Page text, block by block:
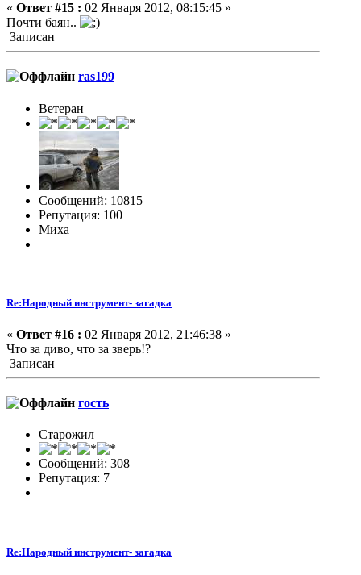
« Ответ #15 : 02 Января 2012, 08:15:45 »
Почти баян..
Записан
ras199
Ветеран
Сообщений: 10815
Репутация: 100
Миха
Re:Народный инструмент- загадка
« Ответ #16 : 02 Января 2012, 21:46:38 »
Что за диво, что за зверь!?
Записан
гость
Старожил
Сообщений: 308
Репутация: 7
Re:Народный инструмент- загадка